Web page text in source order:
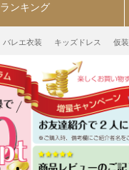
ランキング
バレエ衣装 キッズドレス 仮装